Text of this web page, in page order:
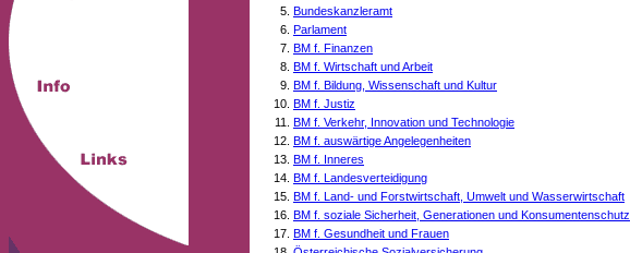
Bundeskanzleramt
Parlament
BM f. Finanzen
BM f. Wirtschaft und Arbeit
BM f. Bildung, Wissenschaft und Kultur
BM f. Justiz
BM f. Verkehr, Innovation und Technologie
BM f. auswärtige Angelegenheiten
BM f. Inneres
BM f. Landesverteidigung
BM f. Land- und Forstwirtschaft, Umwelt und Wasserwirtschaft
BM f. soziale Sicherheit, Generationen und Konsumentenschutz
BM f. Gesundheit und Frauen